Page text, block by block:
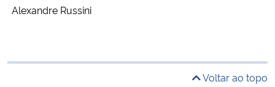
Alexandre Russini
Voltar ao topo